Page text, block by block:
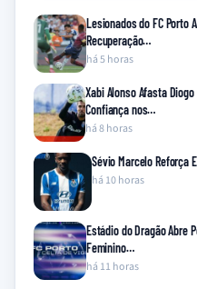
Lesionados do FC Porto
Recuperação…
há 5 horas
Xabi Alonso Afasta
Confiança nos…
há 8 horas
Sévio Marcelo Reforça
há 10 horas
Estádio do Dragão Abre
Feminino…
há 11 horas